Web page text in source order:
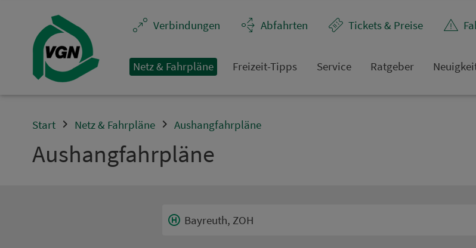
Ver­bin­dungen
Abfahrten Tickets & Preise
Netz & Fahrpläne Frei­zeit-Tipps Service Rat­ge­ber
Start Netz & Fahrpläne Aushangfahrpläne
Aus­hang­fahr­plä­ne